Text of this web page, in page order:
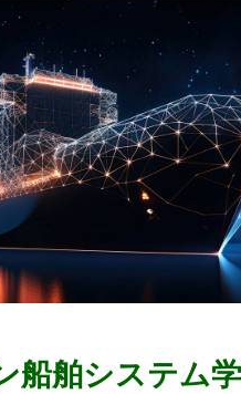
船舶システム